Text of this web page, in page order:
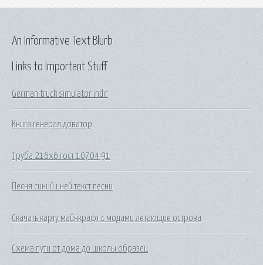
Links to Important Stuff
German truck simulator indir
Книга генерал доватор
Труба 216х6 гост 10704 91
Песня синий иней текст песни
Скачать карту майнкрафт с модами летающие острова
Схема пути от дома до школы образец
An Informative Text Blurb